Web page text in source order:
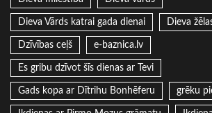
Dieva Vārds katrai gada dienai Dieva
Dzīvības ceļš e-baznica.lv
Es gribu dzīvot šīs dienas ar Tevi
Gads kopa ar Dītrihu Bonhēferu grēku